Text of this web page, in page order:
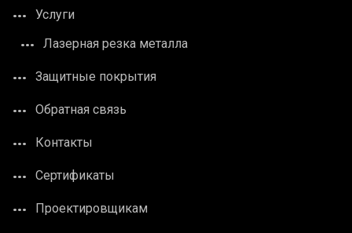
Услуги
Лазерная резка металла
Защитные покрытия
Обратная связь
Контакты
Сертификаты
Проектировщикам